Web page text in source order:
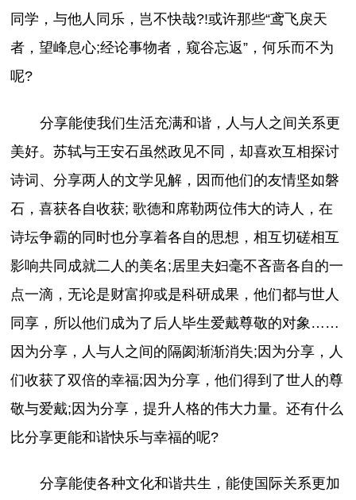
同学，与他人同乐，岂不快哉?!或许那些“鸢飞戾天
者，望峰息心;经论事物者，窥谷忘返”，何乐而不为
呢?
分享能使我们生活充满和谐，人与人之间关系更
美好。苏轼与王安石虽然政见不同，却喜欢互相探讨
诗词、分享两人的文学见解，因而他们的友情坚如磐
石，喜获各自收获; 歌德和席勒两位伟大的诗人，在
诗坛争霸的同时也分享着各自的思想，相互切磋相互
影响共同成就二人的美名;居里夫妇毫不吝啬各自的一
点一滴，无论是财富抑或是科研成果，他们都与世人
同享，所以他们成为了后人毕生爱戴尊敬的对象……
因为分享，人与人之间的隔阂渐渐消失;因为分享，人
们收获了双倍的幸福;因为分享，他们得到了世人的尊
敬与爱戴;因为分享，提升人格的伟大力量。还有什么
比分享更能和谐快乐与幸福的呢?
分享能使各种文化和谐共生，能使国际关系更加